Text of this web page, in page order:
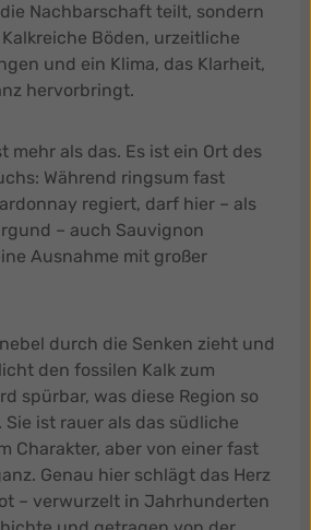
Nachbarschaft teilt, sondern
Böden, urzeitliche
und ein Klima, das Klarheit,
hervorbringt.
mehr als das. Es ist ein Ort des
Während ringsum fast
regiert, darf hier – als
– auch Sauvignon
Ausnahme mit großer
durch die Senken zieht und
den fossilen Kalk zum
spürbar, was diese Region so
ist rauer als das südliche
Charakter, aber von einer fast
Genau hier schlägt das Herz
– verwurzelt in Jahrhunderten